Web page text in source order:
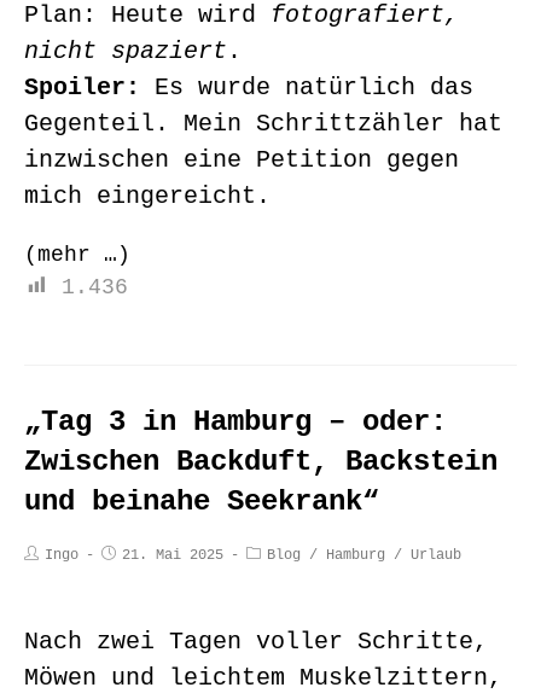
Plan: Heute wird fotografiert,
nicht spaziert .
Spoiler:
Es wurde natürlich das
Gegenteil. Mein Schrittzähler hat
inzwischen eine Petition gegen
mich eingereicht.
(mehr …)
1.436
„Tag 3 in Hamburg – oder:
Zwischen Backduft, Backstein
und beinahe Seekrank“
Ingo 21. Mai 2025 Blog / Hamburg / Urlaub
Nach zwei Tagen voller Schritte,
Möwen und leichtem Muskelzittern,